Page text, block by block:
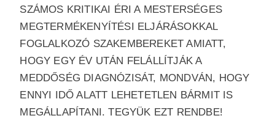
SZÁMOS KRITIKAI ÉRI A MESTERSÉGES
MEGTERMÉKENYÍTÉSI ELJÁRÁSOKKAL
FOGLALKOZÓ SZAKEMBEREKET AMIATT,
HOGY EGY ÉV UTÁN FELÁLLÍTJÁK A
MEDDŐSÉG DIAGNÓZISÁT, MONDVÁN, HOGY
ENNYI IDŐ ALATT LEHETETLEN BÁRMIT IS
MEGÁLLAPÍTANI. TEGYÜK EZT RENDBE!